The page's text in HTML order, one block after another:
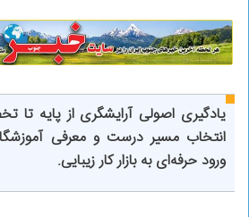
یادگیری اصولی آرایشگری از پایه تا
انتخاب مسیر درست و معرفی
ورود حرفه‌ای به بازار کار زیبایی.